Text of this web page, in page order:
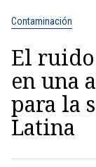
Contaminación
El
en una
para la
Latina